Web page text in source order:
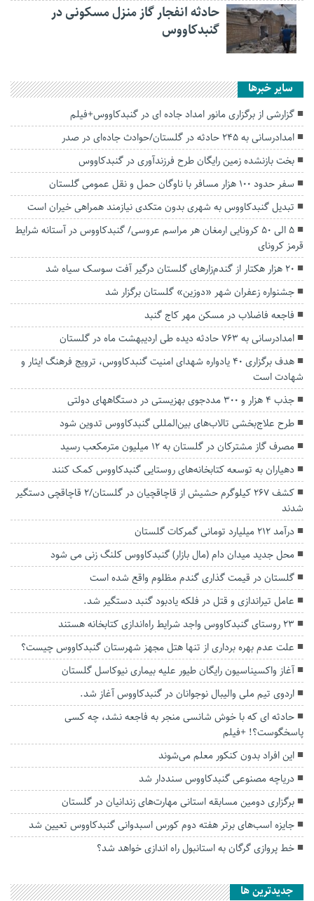
حادثه انفجار گاز منزل مسکونی در
گنبدکاووس
سایر خبرها
گزارشی از برگزاری مانور امداد جاده ای در گنبدکاووس+فیلم
امدادرسانی به ۲۴۵ حادثه در گلستان/حوادث جاده‌ای در صدر
بخت بازنشده زمین رایگان طرح فرزندآوری در گنبدکاووس
سفر حدود ۱۰۰ هزار مسافر با ناوگان حمل و نقل عمومی گلستان
تبدیل گنبدکاووس به شهری بدون متکدی نیازمند همراهی خیران است
5 الی 50 کرونایی ارمغان هر مراسم عروسی/ گنبدکاووس در آستانه شرایط
قرمز کرونای
۲۰ هزار هکتار از گندم‌زارهای گلستان درگیر آفت سوسک سیاه شد
جشنواره زعفران شهر «دوزین» گلستان برگزار شد
فاجعه فاضلاب در مسکن مهر کاج گنبد
امدادرسانی به ۷۶۳ حادثه دیده طی اردیبهشت ماه در گلستان
هدف برگزاری ۴۰ یادواره شهدای امنیت گنبدکاووس، ترویج فرهنگ ایثار و
شهادت است
جذب ۴ هزار و ۳۰۰ مددجوی بهزیستی در دستگاههای دولتی
طرح علاج‌بخشی تالاب‌های بین‌المللی گنبدکاووس تدوین شود
مصرف گاز مشترکان در گلستان به ۱۲ میلیون مترمکعب رسید
دهیاران به توسعه کتابخانه‌های روستایی گنبدکاووس کمک کنند
کشف ۲۶۷ کیلوگرم حشیش از قاچاقچیان در گلستان/۲ قاچاقچی دستگیر
شدند
درآمد ۲۱۲ میلیارد تومانی گمرکات گلستان
محل جدید میدان دام (مال بازار) گنبدکاووس کلنگ زنی می شود
گلستان در قیمت گذاری گندم مظلوم واقع شده است
عامل تیراندازی و قتل در فلکه یادبود گنبد دستگیر شد.
۲۳ روستای گنبدکاووس واجد شرایط راه‌اندازی کتابخانه هستند
علت عدم بهره برداری از تنها هتل مجهز شهرستان گنبدکاووس چیست؟
آغاز واکسیناسیون رایگان طیور علیه بیماری نیوکاسل گلستان
اردوی تیم ملی والیبال نوجوانان در گنبدکاووس آغاز شد.
حادثه ای که با خوش شانسی منجر به فاجعه نشد، چه کسی
پاسخگوست؟! +فیلم
این افراد بدون کنکور معلم می‌شوند
دریاچه مصنوعی گنبدکاووس سنددار شد
برگزاری دومین مسابقه استانی مهارت‌های زندانیان در گلستان
جایزه اسب‌های برتر هفته دوم کورس اسبدوانی گنبدکاووس تعیین شد
خط پروازی گرگان به استانبول راه اندازی خواهد شد؟
جديدترين ها